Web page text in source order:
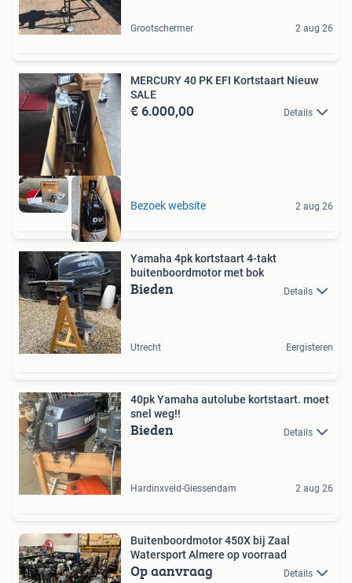
Grootschermer 2 aug 26
MERCURY 40 PK EFI Kortstaart Nieuw
SALE
€ 6.000,00 Details
Bezoek website 2 aug 26
Yamaha 4pk kortstaart 4-takt
buitenboordmotor met bok
Bieden Details
Utrecht Eergisteren
40pk Yamaha autolube kortstaart. moet
snel weg!!
Bieden Details
Hardinxveld-Giessendam 2 aug 26
Buitenboordmotor 450X bij Zaal
Watersport Almere op voorraad
Op aanvraag Details